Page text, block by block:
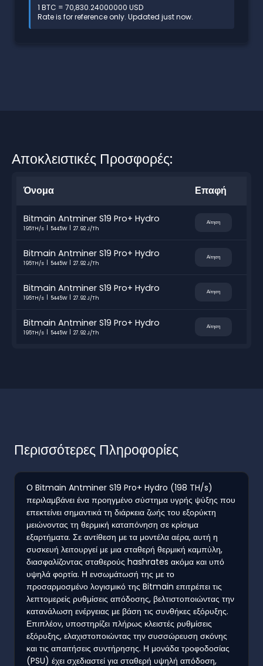
1 BTC = 70,830.24000000 USD
Rate is for reference only. Updated just now.
Αποκλειστικές Προσφορές:
Όνομα Επαφή
Bitmain Antminer S19 Pro+ Hydro
195TH/s 5445W 27.92 J/Th
Αίτηση
Bitmain Antminer S19 Pro+ Hydro
195TH/s 5445W 27.92 J/Th
Αίτηση
Bitmain Antminer S19 Pro+ Hydro
195TH/s 5445W 27.92 J/Th
Αίτηση
Bitmain Antminer S19 Pro+ Hydro
195TH/s 5445W 27.92 J/Th
Αίτηση
Περισσότερες Πληροφορίες
Ο Bitmain Antminer S19 Pro+ Hydro (198 TH/s)
περιλαμβάνει ένα προηγμένο σύστημα υγρής ψύξης που
επεκτείνει σημαντικά τη διάρκεια ζωής του εξορύκτη
μειώνοντας τη θερμική καταπόνηση σε κρίσιμα
εξαρτήματα. Σε αντίθεση με τα μοντέλα αέρα, αυτή η
συσκευή λειτουργεί με μια σταθερή θερμική καμπύλη,
διασφαλίζοντας σταθερούς hashrates ακόμα και υπό
υψηλά φορτία. Η ενσωμάτωσή της με το
προσαρμοσμένο λογισμικό της Bitmain επιτρέπει τις
λεπτομερείς ρυθμίσεις απόδοσης, βελτιστοποιώντας την
κατανάλωση ενέργειας με βάση τις συνθήκες εξόρυξης.
Επιπλέον, υποστηρίζει πλήρως κλειστές ρυθμίσεις
εξόρυξης, ελαχιστοποιώντας την συσσώρευση σκόνης
και τις απαιτήσεις συντήρησης. Η μονάδα τροφοδοσίας
(PSU) έχει σχεδιαστεί για σταθερή υψηλή απόδοση,